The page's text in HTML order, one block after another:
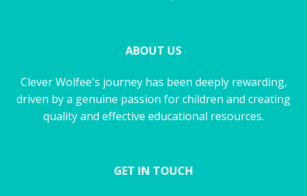
ABOUT US
Clever Wolfee's journey has been deeply rewarding,
driven by a genuine passion for children and creating
quality and effective educational resources.
GET IN TOUCH